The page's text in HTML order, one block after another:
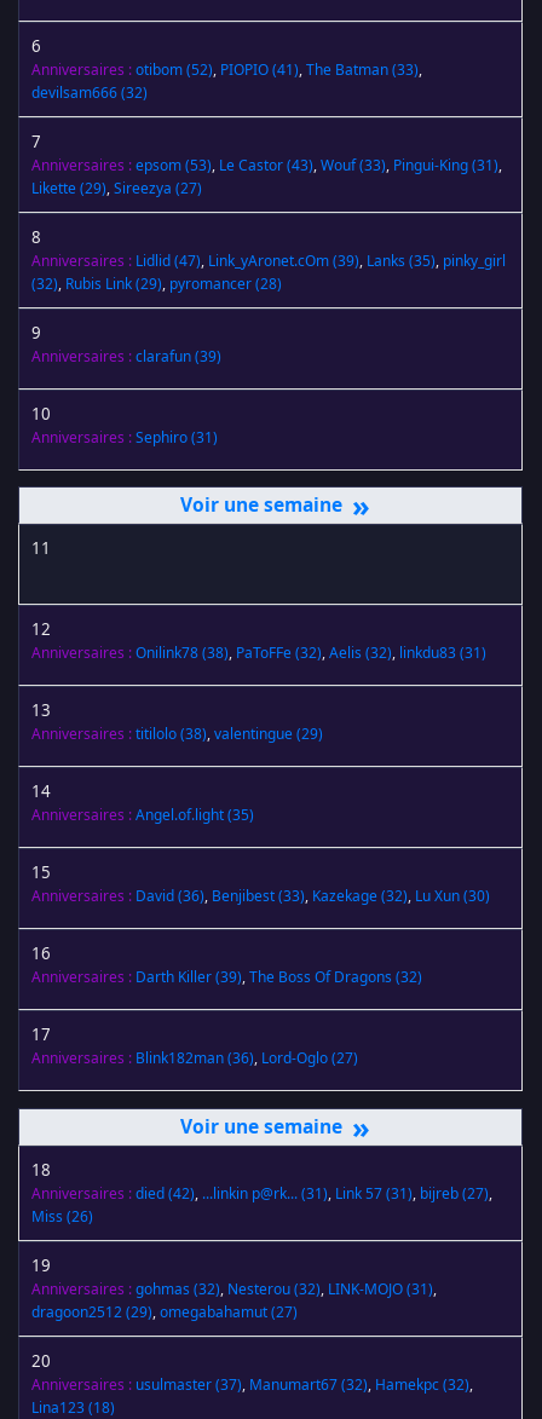
6
Anniversaires :otibom(52), PIOPIO(41),The Batman(33),
devilsam666(32)
7
Anniversaires :epsom(53), Le Castor(43),Wouf(33), Pingui-King(31),
Likette(29),Sireezya (27)
8
Anniversaires : Lidlid(47), Link_yAronet.cOm(39), Lanks (35), pinky_girl
(32), Rubis Link(29), pyromancer(28)
9
Anniversaires :clarafun(39)
10
Anniversaires :Sephiro(31)
»
11
12
Anniversaires :Onilink78(38), PaToFFe(32),Aelis (32), linkdu83(31)
13
Anniversaires :titilolo(38),valentingue(29)
14
Anniversaires :Angel.of.light(35)
15
Anniversaires : David(36), Benjibest(33), Kazekage(32), Lu Xun(30)
16
Anniversaires : Darth Killer(39),The Boss Of Dragons (32)
17
Anniversaires : Blink182man(36), Lord-Oglo(27)
»
18
Anniversaires :died(42), ...linkin p@rk...(31), Link 57(31), bijreb(27),
Miss (26)
19
Anniversaires :gohmas (32), Nesterou(32), LINK-MOJO(31),
dragoon2512(29),omegabahamut(27)
20
Anniversaires : usulmaster(37), Manumart67(32), Hamekpc(32),
Lina123(18)